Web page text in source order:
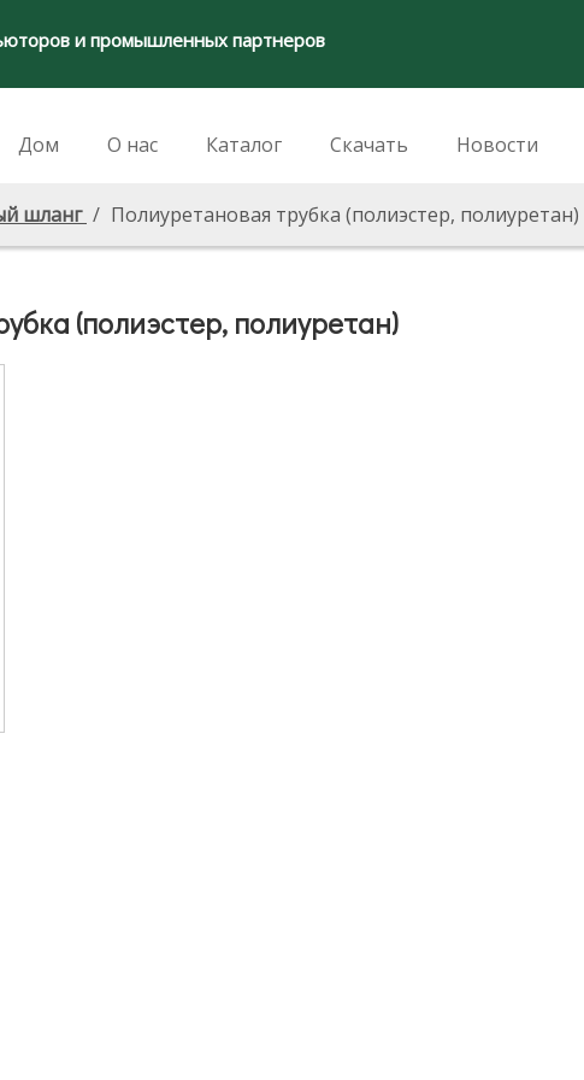
и промышленных партнеров
Дом О нас Каталог Скачать Новости
шланг / Полиуретановая трубка (полиэстер, полиуретан)
(полиэстер, полиуретан)